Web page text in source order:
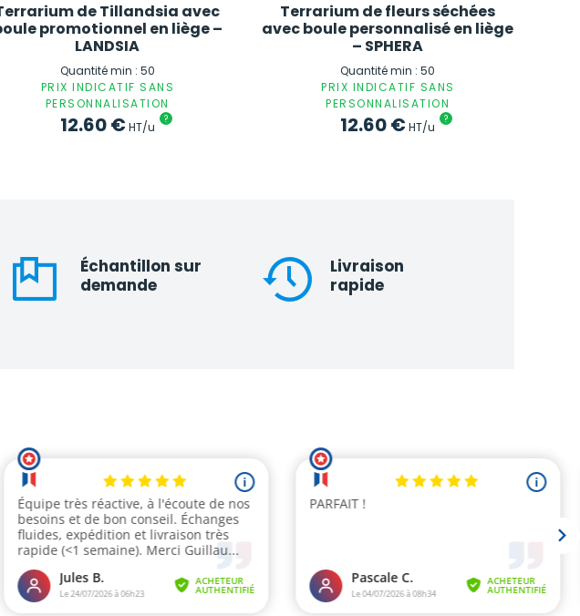
de Tillandsia avec
promotionnel en liège –
LANDSIA
Quantité min : 50
PRIX INDICATIF SANS
PERSONNALISATION
12.60€HT/u
?
Terrarium de fleurs séchées
avec boule personnalisé en liège
– SPHERA
Quantité min : 50
PRIX INDICATIF SANS
PERSONNALISATION
12.60€HT/u
?
Échantillon sur
demande
Livraison
rapide